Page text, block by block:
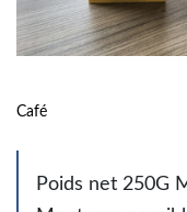
Café
Poids net 250G